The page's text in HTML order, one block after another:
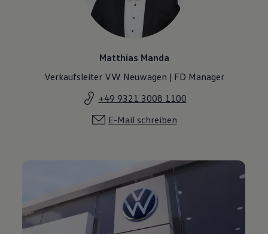
Matthias Manda
Verkaufsleiter VW Neuwagen | FD Manager
+49 9321 3008 1100
E-Mail schreiben